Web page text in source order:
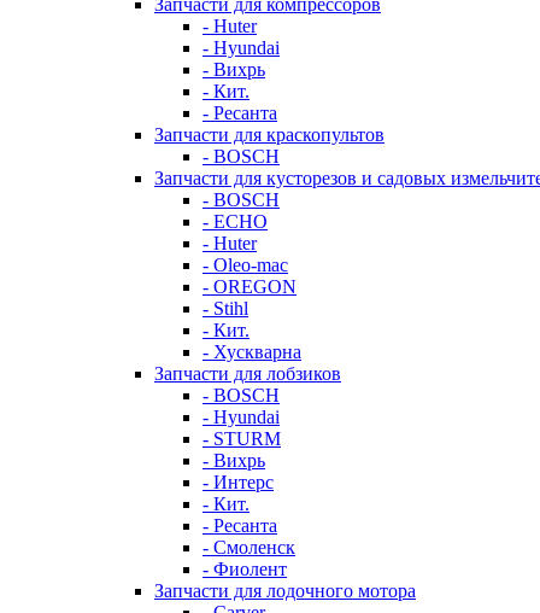
Запчасти для компрессоров
- Huter
- Hyundai
- Вихрь
- Кит.
- Ресанта
Запчасти для краскопультов
- BOSCH
Запчасти для кусторезов и садовых
- BOSCH
- ECHO
- Huter
- Oleo-mac
- OREGON
- Stihl
- Кит.
- Хускварна
Запчасти для лобзиков
- BOSCH
- Hyundai
- STURM
- Вихрь
- Интерс
- Кит.
- Ресанта
- Смоленск
- Фиолент
Запчасти для лодочного мотора